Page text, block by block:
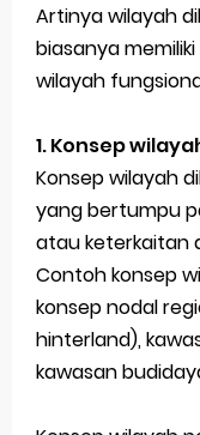
50 Latihan
Prediksi Soal TKA
STOP Belajar Geografi Pakai
Ebook Prediksi
3 Jurus Sakti
Menjadi
Artinya wilayah
biasanya
wilayah
1. Konsep
Konsep wilayah
yang bertumpu
atau keterkaitan
Contoh konsep
konsep nodal
hinterland),
kawasan